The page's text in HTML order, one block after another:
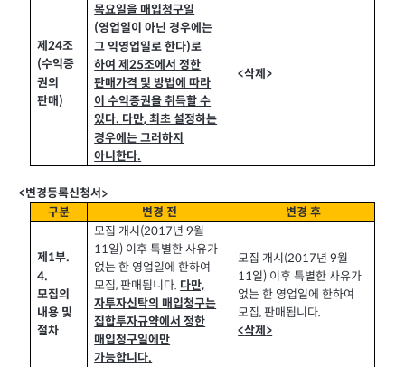
제24조
(수익증
권의
판매)
목요일을 매입청구일
(영업일이 아닌 경우에는
그 익영업일로 한다)로
하여 제25조에서 정한
판매가격 및 방법에 따라
이 수익증권을 취득할 수
있다. 다만,최초 설정하는
경우에는 그러하지
아니한다.
<삭제 >
<변경등록신청서 >
구분
변경 전 변경 후
제1부.
4.
모집의
내용 및
절차
모집 개시(2017년 9월
11일) 이후 특별한 사유가
없는 한 영업일에 한하여
모집,판매됩니다. 다만,
자투자신탁의 매입청구는
집합투자규약에서 정한
매입청구일에만
가능합니다.
모집 개시(2017년 9월
11일) 이후 특별한 사유가
없는 한 영업일에 한하여
모집,판매됩니다.
<삭제 >